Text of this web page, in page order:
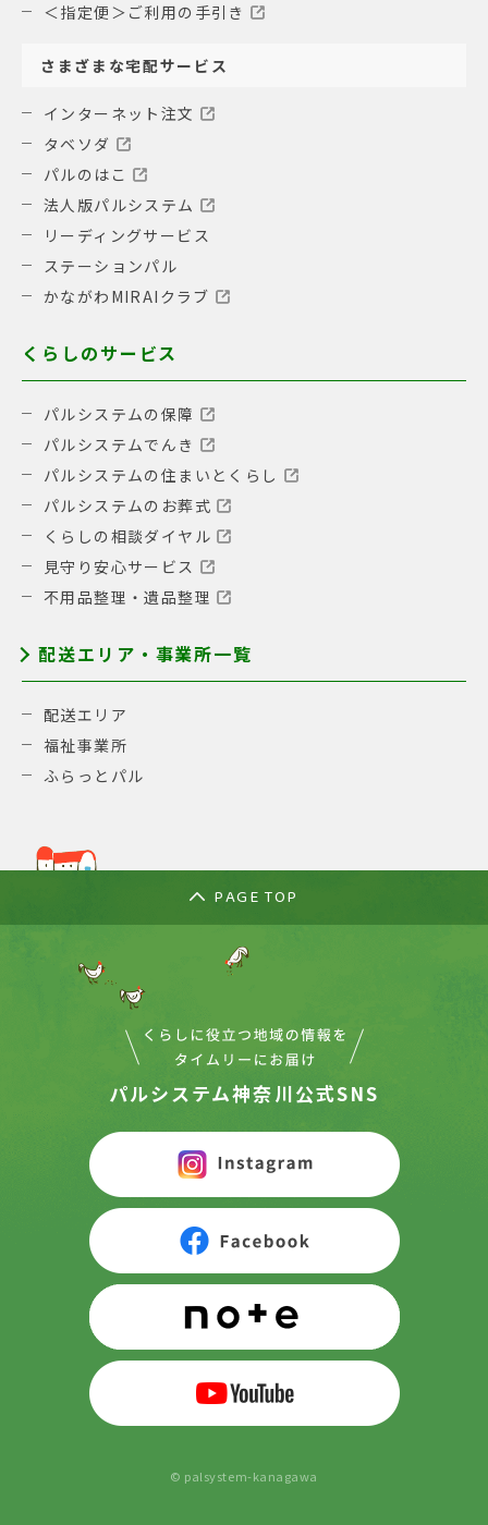
＜指定便＞ご利用の手引き
さまざまな宅配サービス
インターネット注文
タベソダ
パルのはこ
法人版パルシステム
リーディングサービス
ステーションパル
かながわMIRAIクラブ
くらしのサービス
パルシステムの保障
パルシステムでんき
パルシステムの住まいとくらし
パルシステムのお葬式
くらしの相談ダイヤル
見守り安心サービス
不用品整理・遺品整理
配送エリア・事業所一覧
配送エリア
福祉事業所
ふらっとパル
PAGE TOP
パルシステム神奈川公式SNS
© palsystem-kanagawa